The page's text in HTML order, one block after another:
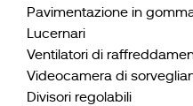
Pavimentazione in
Lucernari
Ventilatori di
Videocamera di
Divisori regolabili